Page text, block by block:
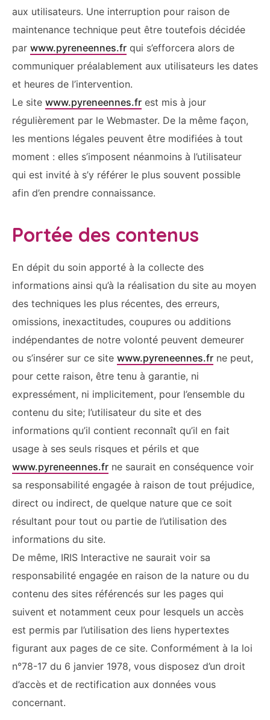
aux utilisateurs. Une interruption pour raison de
maintenance technique peut être toutefois décidée
par www.pyreneennes.fr qui s’efforcera alors de
communiquer préalablement aux utilisateurs les dates
et heures de l’intervention.
Le site www.pyreneennes.fr est mis à jour
régulièrement par le Webmaster. De la même façon,
les mentions légales peuvent être modifiées à tout
moment : elles s’imposent néanmoins à l’utilisateur
qui est invité à s’y référer le plus souvent possible
afin d’en prendre connaissance.
Portée des contenus
En dépit du soin apporté à la collecte des
informations ainsi qu’à la réalisation du site au moyen
des techniques les plus récentes, des erreurs,
omissions, inexactitudes, coupures ou additions
indépendantes de notre volonté peuvent demeurer
ou s’insérer sur ce site www.pyreneennes.fr ne peut,
pour cette raison, être tenu à garantie, ni
expressément, ni implicitement, pour l’ensemble du
contenu du site; l’utilisateur du site et des
informations qu’il contient reconnaît qu’il en fait
usage à ses seuls risques et périls et que
www.pyreneennes.fr ne saurait en conséquence voir
sa responsabilité engagée à raison de tout préjudice,
direct ou indirect, de quelque nature que ce soit
résultant pour tout ou partie de l’utilisation des
informations du site.
De même, IRIS Interactive ne saurait voir sa
responsabilité engagée en raison de la nature ou du
contenu des sites référencés sur les pages qui
suivent et notamment ceux pour lesquels un accès
est permis par l’utilisation des liens hypertextes
figurant aux pages de ce site. Conformément à la loi
n°78-17 du 6 janvier 1978, vous disposez d’un droit
d’accès et de rectification aux données vous
concernant.